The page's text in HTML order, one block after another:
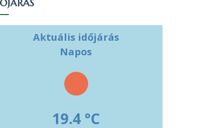
Aktuális időjárás
Napos
19.4 °C